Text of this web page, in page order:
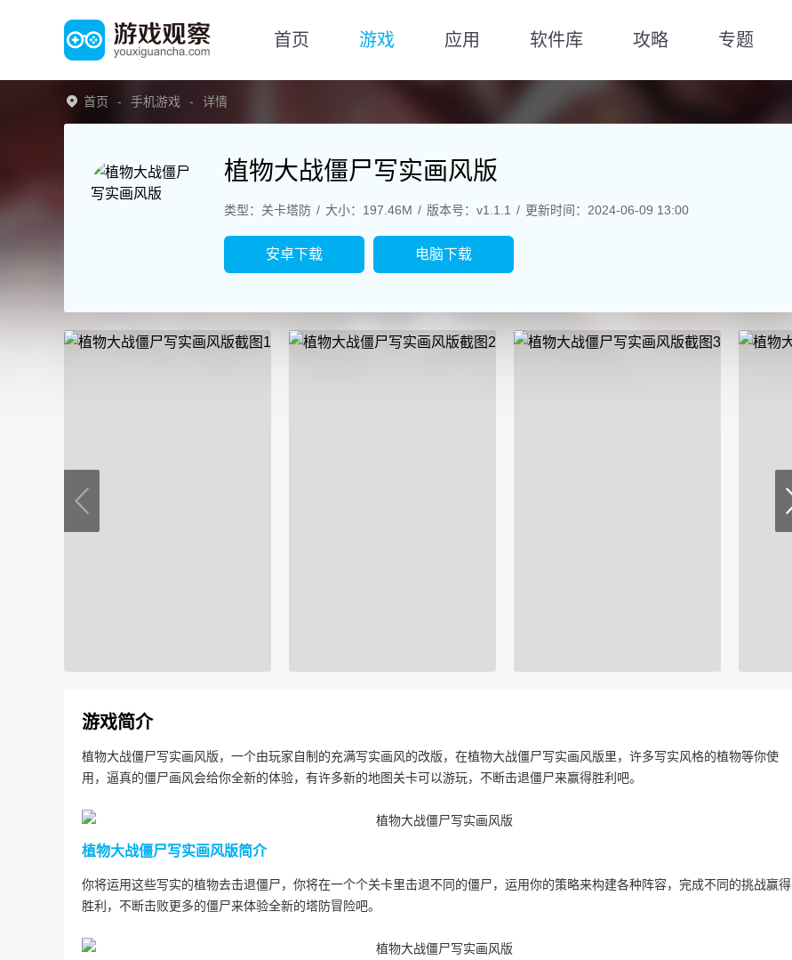
首页 游戏 应用 软件库 攻略 专题
首页 手机游戏 详情
植物大战僵尸写实画风版
类型：关卡塔防 大小：197.46M 版本号：v1.1.1 更新时间：2024-06-09 13:00
安卓下载 电脑下载
游戏简介
植物大战僵尸写实画风版，一个由玩家自制的充满写实画风的改版，在植物大战僵尸写实画风版里，许多写实风格的植物等你使
用，逼真的僵尸画风会给你全新的体验，有许多新的地图关卡可以游玩，不断击退僵尸来赢得胜利吧。
植物大战僵尸写实画风版简介
你将运用这些写实的植物去击退僵尸，你将在一个个关卡里击退不同的僵尸，运用你的策略来构建各种阵容，完成不同的挑战赢得
胜利，不断击败更多的僵尸来体验全新的塔防冒险吧。